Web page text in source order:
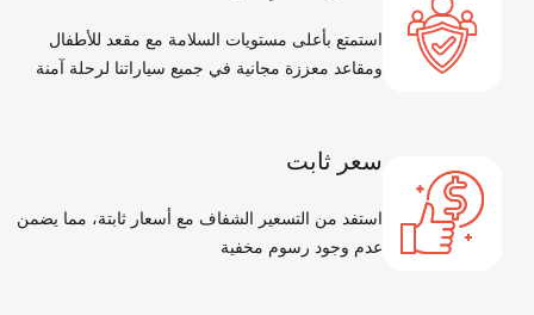
استمتع بأعلى مستويات السلامة مع مقعد للأطفال
ومقاعد معززة مجانية في جميع سياراتنا لرحلة آمنة
سعر ثابت
استفد من التسعير الشفاف مع أسعار ثابتة، مما يضمن
عدم وجود رسوم مخفية